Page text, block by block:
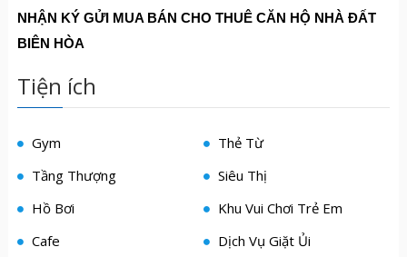
NHẬN KÝ GỬI MUA BÁN CHO THUÊ CĂN HỘ NHÀ ĐẤT
BIÊN HÒA
Tiện ích
Gym
Thẻ Từ
Tầng Thượng
Siêu Thị
Hồ Bơi
Khu Vui Chơi Trẻ Em
Cafe
Dịch Vụ Giặt Ủi